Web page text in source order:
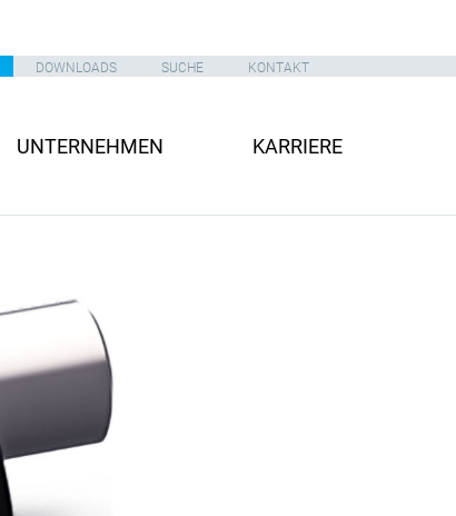
DOWNLOADS SUCHE KONTAKT
UNTERNEHMEN KARRIERE